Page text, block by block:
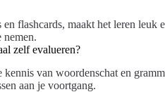
flashcards, maakt het leren
nemen.
zelf evalueren?
van woordenschat en
aan je voortgang.